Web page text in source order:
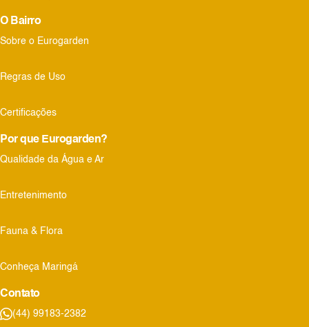
O Bairro
Sobre o Eurogarden
Regras de Uso
Certificações
Por que Eurogarden?
Qualidade da Água e Ar
Entretenimento
Fauna & Flora
Conheça Maringá
Contato
(44) 99183-2382